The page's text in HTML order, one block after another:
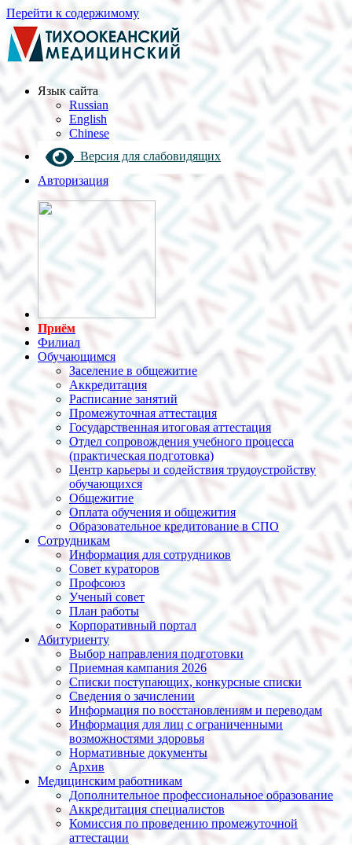
Перейти к содержимому
Язык cайта
Russian
English
Chinese
Версия для слабовидящих
Авторизация
Приём
Филиал
Обучающимся
Заселение в общежитие
Аккредитация
Расписание занятий
Промежуточная аттестация
Государственная итоговая аттестация
Отдел сопровождения учебного процесса
(практическая подготовка)
Центр карьеры и содействия трудоустройству
обучающихся
Общежитие
Оплата обучения и общежития
Образовательное кредитование в СПО
Сотрудникам
Информация для сотрудников
Совет кураторов
Профсоюз
Ученый совет
План работы
Корпоративный портал
Абитуриенту
Выбор направления подготовки
Приемная кампания 2026
Списки поступающих, конкурсные списки
Сведения о зачислении
Информация по восстановлениям и переводам
Информация для лиц с ограниченными
возможностями здоровья
Нормативные документы
Архив
Медицинским работникам
Дополнительное профессиональное образование
Аккредитация специалистов
Комиссия по проведению промежуточной
аттестации